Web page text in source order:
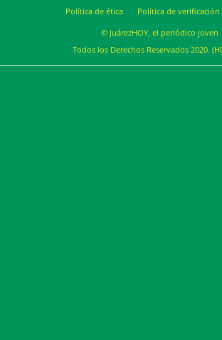
Política de ética
Política de verificación
© JuárezHOY, el periódico joven
Todos los Derechos Reservados 2020.